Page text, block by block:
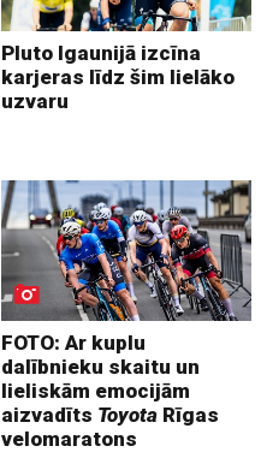
Pluto Igaunijā izcīna
karjeras līdz šim lielāko
uzvaru
FOTO: Ar kuplu
dalībnieku skaitu un
lieliskām emocijām
aizvadīts Toyota Rīgas
velomaratons